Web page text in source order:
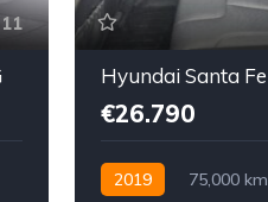
11
€26.790
2019 75,000 km